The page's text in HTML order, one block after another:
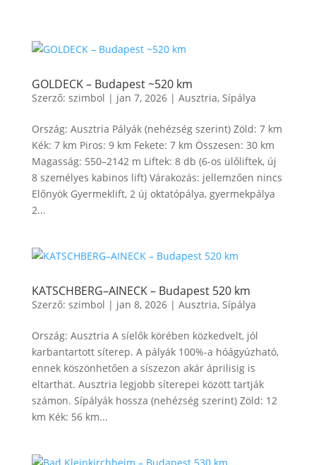
GOLDECK – Budapest ~520 km
Szerző: szimbol | jan 7, 2026| Ausztria, Sípálya
Ország: Ausztria Pályák (nehézség szerint) Zöld: 7 km
Kék: 7 km Piros: 9 km Fekete: 7 km Összesen: 30 km
Magasság: 550–2142 m Liftek: 8 db (6-os ülőliftek, új
8 személyes kabinos lift) Várakozás: jellemzően nincs
Előnyök Gyermeklift, 2 új oktatópálya, gyermekpálya
2...
KATSCHBERG–AINECK – Budapest 520 km
Szerző: szimbol | jan 8, 2026| Ausztria, Sípálya
Ország: Ausztria A síelők körében közkedvelt, jól
karbantartott síterep. A pályák 100%-a hóágyúzható,
ennek köszönhetően a síszezon akár áprilisig is
eltarthat. Ausztria legjobb síterepei között tartják
számon. Sípályák hossza (nehézség szerint) Zöld: 12
km Kék: 56 km...